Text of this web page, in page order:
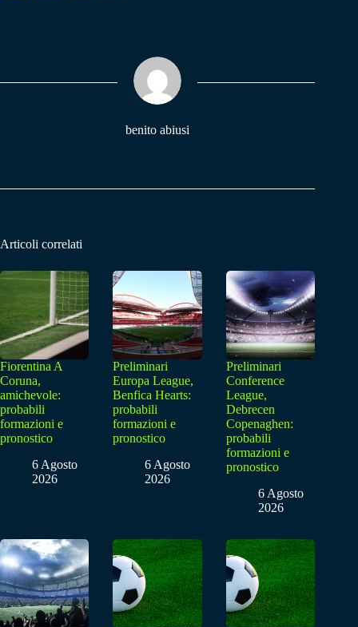
pp m
benito abiusi
Articoli correlati
Fiorentina A
Coruna,
amichevole:
probabili
formazioni e
pronostico
6 Agosto
2026
Preliminari
Europa League,
Benfica Hearts:
probabili
formazioni e
pronostico
6 Agosto
2026
Preliminari
Conference
League,
Debrecen
Copenaghen:
probabili
formazioni e
pronostico
6 Agosto
2026